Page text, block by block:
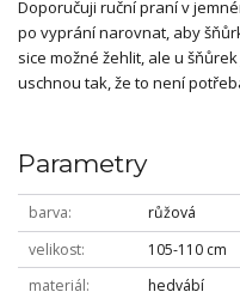
Doporučuji ruční praní v
po vyprání narovnat, aby
sice možné žehlit, ale u
uschnou tak, že to není
Parametry
barva
růžová
velikost
105-110 cm
materiál
hedvábí